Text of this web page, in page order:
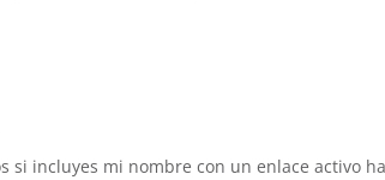
incluyes mi nombre con un enlace activo